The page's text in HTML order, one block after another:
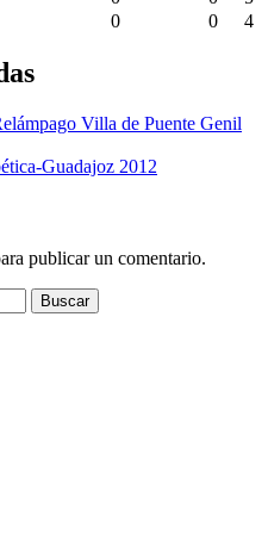
0 0 4
Villa de Puente Genil
Guadajoz 2012
publicar un comentario.